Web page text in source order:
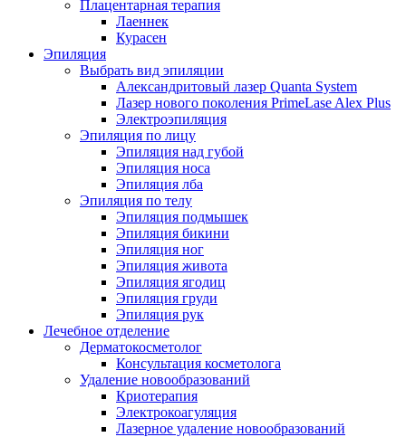
Плацентарная терапия
Лаеннек
Курасен
Эпиляция
Выбрать вид эпиляции
Александритовый лазер Quanta System
Лазер нового поколения PrimeLase Alex Plus
Электроэпиляция
Эпиляция по лицу
Эпиляция над губой
Эпиляция носа
Эпиляция лба
Эпиляция по телу
Эпиляция подмышек
Эпиляция бикини
Эпиляция ног
Эпиляция живота
Эпиляция ягодиц
Эпиляция груди
Эпиляция рук
Лечебное отделение
Дерматокосметолог
Консультация косметолога
Удаление новообразований
Криотерапия
Электрокоагуляция
Лазерное удаление новообразований